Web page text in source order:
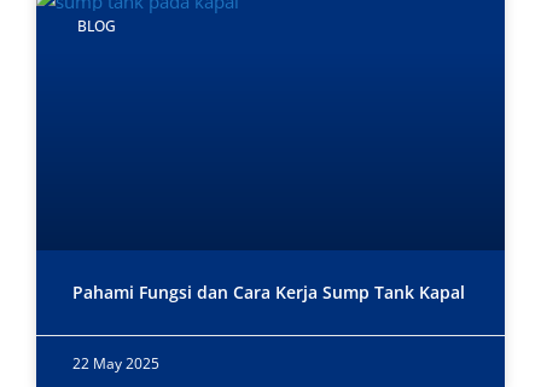
BLOG
Pahami Fungsi dan Cara Kerja Sump Tank Kapal
22 May 2025